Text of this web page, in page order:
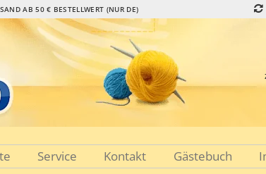
AB 50 € BESTELLWERT (NUR DE)
Service Kontakt Gästebuch